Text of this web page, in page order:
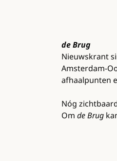
de Brug
Nieuwskrant
Amsterdam-
afhaalpunten
Nóg
Om de Brug